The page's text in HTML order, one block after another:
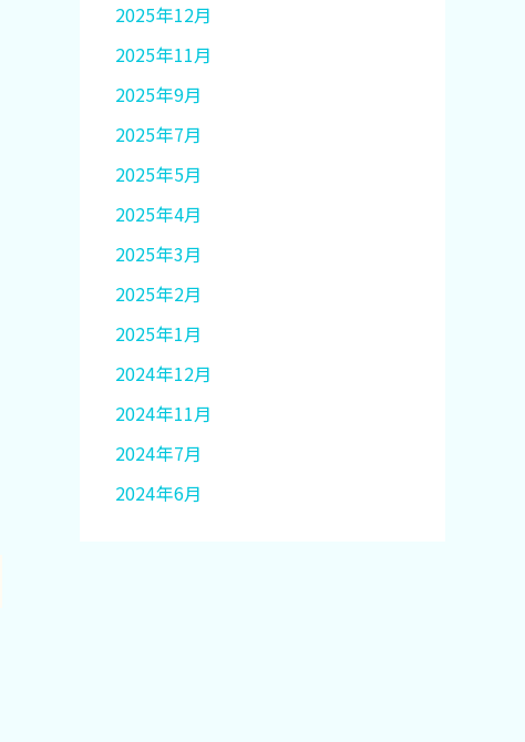
2025年12月
2025年11月
2025年9月
2025年7月
2025年5月
2025年4月
2025年3月
2025年2月
2025年1月
2024年12月
2024年11月
2024年7月
2024年6月